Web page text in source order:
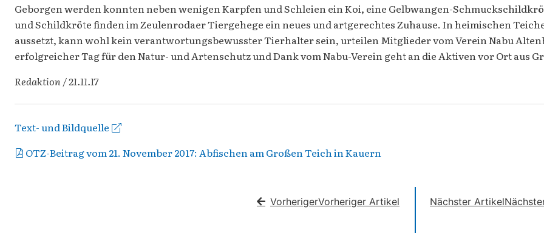
Geborgen werden konnten neben wenigen Karpfen und Schleien ein Koi, eine Gelbwangen-
und Schildkröte finden im Zeulenrodaer Tiergehege ein neues und artgerechtes Zuhause. In heimischen
aussetzt, kann wohl kein verantwortungsbewusster Tierhalter sein, urteilen Mitglieder vom Verein Nabu
erfolgreicher Tag für den Natur- und Artenschutz und Dank vom Nabu-Verein geht an die Aktiven vor Ort aus
Redaktion / 21.11.17
Text- und Bildquelle
OTZ-Beitrag vom 21. November 2017: Abfischen am Großen Teich in Kauern
VorherigerVorheriger Artikel Nächster Artikel